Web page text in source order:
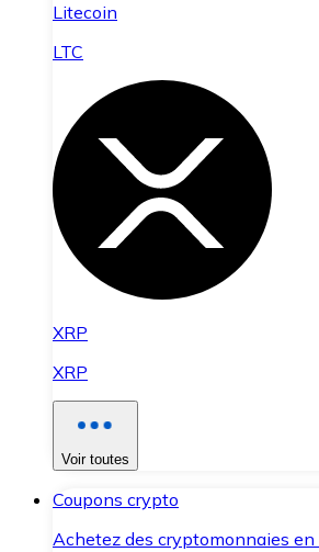
Litecoin
LTC
XRP
XRP
Voir toutes
Coupons crypto
Achetez des cryptomonnaies en